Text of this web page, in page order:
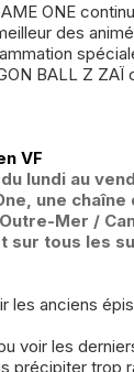
ONE
des
BALL Z ZAÏ
VF
lundi au
une
Mer /
sur tous les
les anciens
voir les
précipiter trop